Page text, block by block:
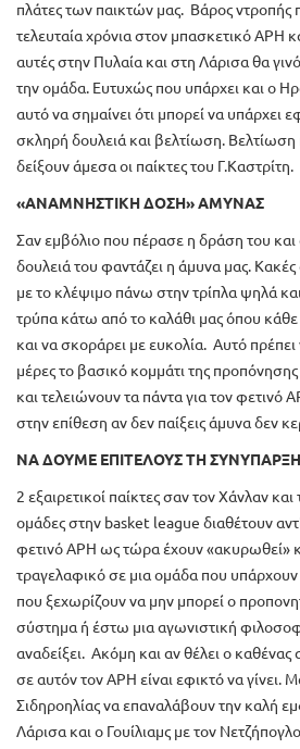
πλάτες των παικτών μας. Βάρος ντροπής
τελευταία χρόνια στον μπασκετικό ΑΡΗ
αυτές στην Πυλαία και στη Λάρισα θα
την ομάδα. Ευτυχώς που υπάρχει και ο
αυτό να σημαίνει ότι μπορεί να υπάρχει
σκληρή δουλειά και βελτίωση. Βελτίωση
δείξουν άμεσα οι παίκτες του Γ.Καστρίτη.
«ΑΝΑΜΝΗΣΤΙΚΗ ΔΟΣΗ» ΑΜΥΝΑΣ
Σαν εμβόλιο που πέρασε η δράση του και
δουλειά του φαντάζει η άμυνα μας.
με το κλέψιμο πάνω στην τρίπλα ψηλά
τρύπα κάτω από το καλάθι μας όπου κάθε
και να σκοράρει με ευκολία. Αυτό πρέπει
μέρες το βασικό κομμάτι της προπόνησης
και τελειώνουν τα πάντα για τον φετινό
στην επίθεση αν δεν παίξεις άμυνα δεν
ΝΑ ΔΟΥΜΕ ΕΠΙΤΕΛΟΥΣ ΤΗ
2 εξαιρετικοί παίκτες σαν τον Χάνλαν
ομάδες στην basket league διαθέτουν
φετινό ΑΡΗ ως τώρα έχουν «ακυρωθεί»
τραγελαφικό σε μια ομάδα που υπάρχουν
που ξεχωρίζουν να μην μπορεί ο
σύστημα ή έστω μια αγωνιστική
αναδείξει. Ακόμη και αν θέλει ο
σε αυτόν τον ΑΡΗ είναι εφικτό να γίνει.
Σιδηροηλίας να επαναλάβουν την καλή
Λάρισα και ο Γουίλιαμς με τον